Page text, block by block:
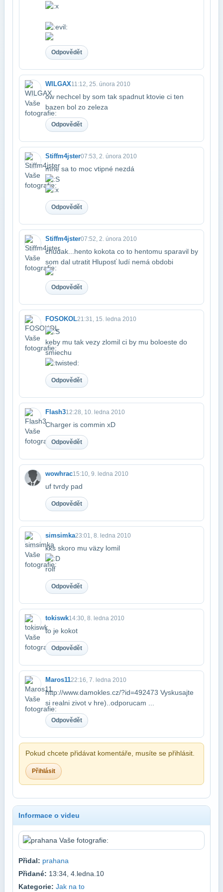
Odpovědět
WILGAX11:12, 25. února 2010
ow nechcel by som tak spadnut ktovie ci ten
bazen bol zo zeleza
Odpovědět
Stiffm4jster07:53, 2. února 2010
mne sa to moc vtipné nezdá
Odpovědět
Stiffm4jster07:52, 2. února 2010
chudak...hento kokota co to hentomu sparavil by
som dal utratit Hluposť ludí nemá obdobi
Odpovědět
FOSOKOL21:31, 15. ledna 2010
keby mu tak vezy zlomil ci by mu bolo​este do
smiechu
Odpovědět
Flash312:28, 10. ledna 2010
Charger is commin xD
Odpovědět
wowhrac15:10, 9. ledna 2010
uf tvrdy pad
Odpovědět
simsimka23:01, 8. ledna 2010
kks skoro mu väzy lomil
rolf
Odpovědět
tokiswk14:30, 8. ledna 2010
to je kokot
Odpovědět
Maros1122:16, 7. ledna 2010
http://www.damokles.cz/?id=492473 Vyskusajte
si realni zivot v hre)..odporucam ...
Odpovědět
Pokud chcete přidávat komentáře, musíte se přihlásit.
Přihlásit
Informace o videu
Přidal: prahana
Přidané: 13:34, 4.ledna.10
Kategorie: Jak na to